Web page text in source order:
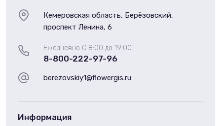
Ежедневно С 8:00 до 19:00
8-800-222-97-96
Кемеровская область, Берёзовский,
проспект Ленина, 6
berezovskiy1@flowergis.ru
Информация